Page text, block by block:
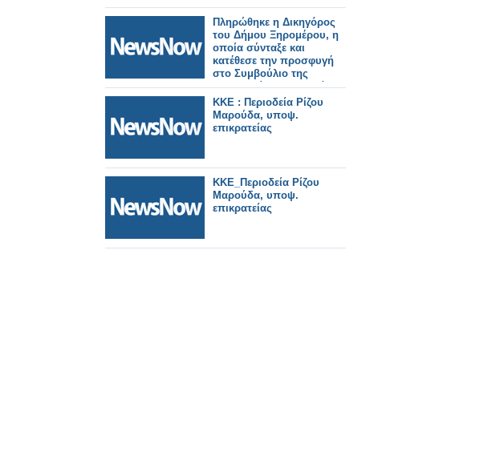
Πληρώθηκε η Δικηγόρος
του Δήμου Ξηρομέρου, η
οποία σύνταξε και
κατέθεσε την προσφυγή
στο Συμβούλιο της
Επικρατείας (ΣτΕ), ενάντια
στην ΠΟΑΥ, για
λογαριασμό του Δήμου
Ξηρομέρου. Τα Fake News
απελπισμένων
ΚΚΕ : Περιοδεία Ρίζου
Μαρούδα, υποψ.
επικρατείας
ΚΚΕ_Περιοδεία Ρίζου
Μαρούδα, υποψ.
επικρατείας